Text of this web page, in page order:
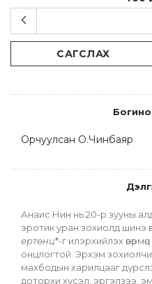
САГСЛАХ
Орчуулсан О.Чинбаяр
Анаис Нин нь 20‑р зууны
эротик уран зохиолд шинэ
ертөнц*‑г илэрхийлэх
онцлогтой. Эрхэм
махбодын харилцааг
доторхи хүсэл, эргэлзээ,